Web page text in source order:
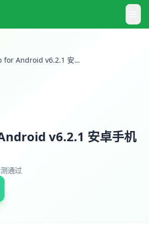
matlab for Android v6.2.1 安卓手机版
v6.2.1 安卓手机
通过